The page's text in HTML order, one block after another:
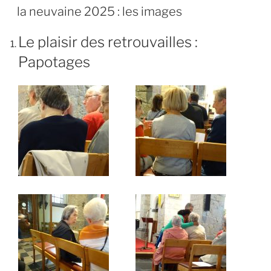
LE
la neuvaine 2025 : les images
Le plaisir des retrouvailles :
Papotages